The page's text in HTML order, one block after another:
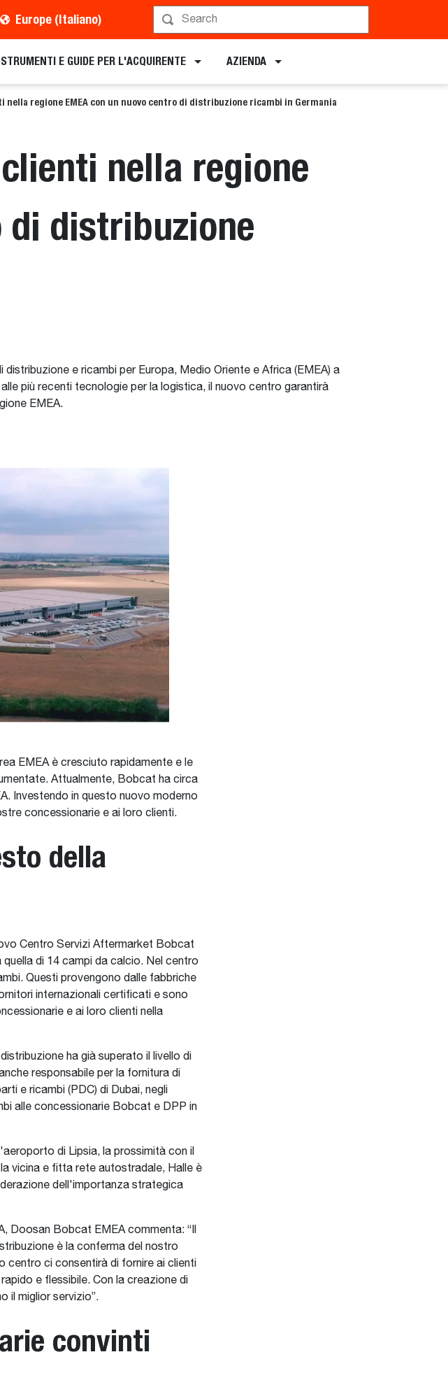
Europe (Italiano)
STRUMENTI E GUIDE PER L'ACQUIRENTE AZIENDA
regione EMEA con un nuovo centro di distribuzione ricambi in Germania
nella regione
di distribuzione
e ricambi per Europa, Medio Oriente e Africa (EMEA) a
più recenti tecnologie per la logistica, il nuovo centro garantirà
EMEA.
EMEA è cresciuto rapidamente e le
Attualmente, Bobcat ha circa
Investendo in questo nuovo moderno
concessionarie e ai loro clienti.
della
Centro Servizi Aftermarket Bobcat
di 14 campi da calcio. Nel centro
Questi provengono dalle fabbriche
internazionali certificati e sono
e ai loro clienti nella
ha già superato il livello di
responsabile per la fornitura di
e ricambi (PDC) di Dubai, negli
alle concessionarie Bobcat e DPP in
di Lipsia, la prossimità con il
vicina e fitta rete autostradale, Halle è
dell'importanza strategica
Doosan Bobcat EMEA commenta: “Il
è la conferma del nostro
centro ci consentirà di fornire ai clienti
e flessibile. Con la creazione di
il miglior servizio”.
convinti